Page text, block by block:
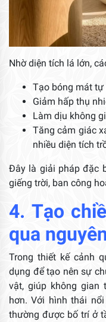
Nhờ diện tích lá lớn,
Tạo bóng mát tự
Giảm hấp thụ
Làm dịu không
Tăng cảm giác
nhiều diện tích
Đây là giải pháp đặc
giếng trời, ban công
4. Tạo
qua
Trong thiết kế cảnh
dụng để tạo nên sự
vật, giúp không gian
hơn. Với hình thái
thường được bố trí ở